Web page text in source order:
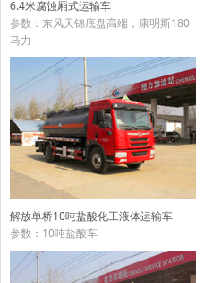
6.4米腐蚀厢式运输车
参数：东风天锦底盘高端，康明斯180
马力
解放单桥10吨盐酸化工液体运输车
参数：10吨盐酸车